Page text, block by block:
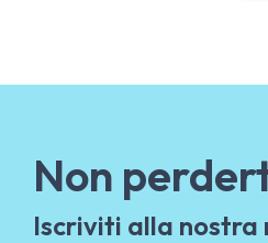
Non
Iscriviti alla nostra